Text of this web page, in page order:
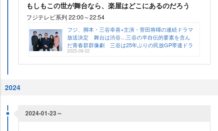
もしもこの世が舞台なら、楽屋はどこにあるのだろう
フジテレビ系列 22:00～22:54
フジ、脚本・三谷幸喜×主演・菅田将暉の連続ドラマ
放送決定 舞台は渋谷…三谷の半自伝的要素を含ん
だ青春群群像劇 三谷は25年ぶりの民放GP帯連ドラ
脚本
2025-09-02
2024
2024-01-23～